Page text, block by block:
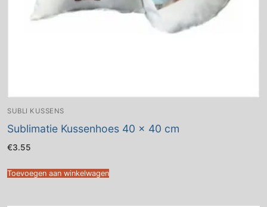
SUBLI KUSSENS
Sublimatie Kussenhoes 40 x 40 cm
€3.55
Toevoegen aan winkelwagen